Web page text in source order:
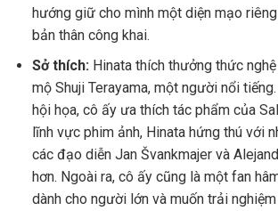
hướng giữ cho mình một diện mạo
bản thân công khai.
Sở thích:Hinata thích thưởng thức
mộ Shuji Terayama, một người nổi
hội họa, cô ấy ưa thích tác phẩm của
lĩnh vực phim ảnh, Hinata hứng thú với
các đạo diễn Jan Švankmajer và
hơn. Ngoài ra, cô ấy cũng là một fan
dành cho người lớn và muốn trải